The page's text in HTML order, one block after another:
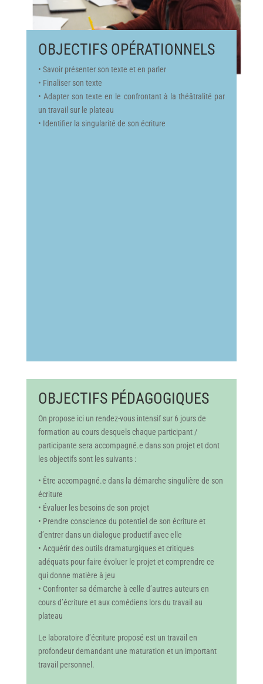
OBJECTIFS OPÉRATIONNELS
• Savoir présenter son texte et en parler
• Finaliser son texte
• Adapter son texte en le confrontant à la théâtralité par
un travail sur le plateau
• Identifier la singularité de son écriture
OBJECTIFS PÉDAGOGIQUES
On propose ici un rendez-vous intensif sur 6 jours de
formation au cours desquels chaque participant /
participante sera accompagné.e dans son projet et dont
les objectifs sont les suivants :
• Être accompagné.e dans la démarche singulière de son
écriture
• Évaluer les besoins de son projet
• Prendre conscience du potentiel de son écriture et
d’entrer dans un dialogue productif avec elle
• Acquérir des outils dramaturgiques et critiques
adéquats pour faire évoluer le projet et comprendre ce
qui donne matière à jeu
• Confronter sa démarche à celle d’autres auteurs en
cours d’écriture et aux comédiens lors du travail au
plateau
Le laboratoire d’écriture proposé est un travail en
profondeur demandant une maturation et un important
travail personnel.